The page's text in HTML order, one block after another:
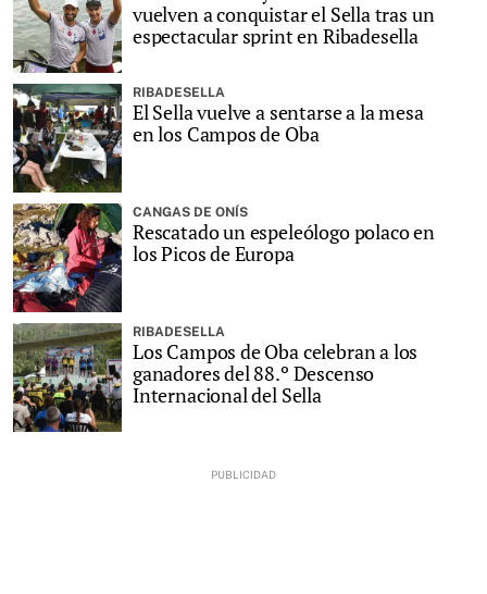
vuelven a conquistar el Sella tras un
espectacular sprint en Ribadesella
RIBADESELLA
El Sella vuelve a sentarse a la mesa
en los Campos de Oba
CANGAS DE ONÍS
Rescatado un espeleólogo polaco en
los Picos de Europa
RIBADESELLA
Los Campos de Oba celebran a los
ganadores del 88.º Descenso
Internacional del Sella